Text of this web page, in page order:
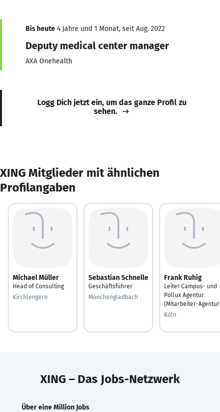
Bis heute 4 Jahre und 1 Monat, seit Aug. 2022
Deputy medical center manager
AXA Onehealth
Logg Dich jetzt ein, um das ganze Profil zu
sehen.
XING Mitglieder mit ähnlichen
Profilangaben
Michael Müller
Head of Consulting
Kirchlengern
Sebastian Schnelle
Geschäftsführer
Mönchengladbach
Frank Ruhig
Leiter Campus- und
Pollux Agentur
(Mitarbeiter-
Köln
XING – Das Jobs-Netzwerk
Über eine Million Jobs